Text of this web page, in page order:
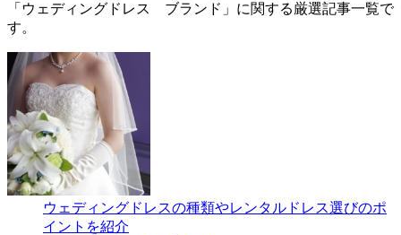
「ウェディングドレス ブランド」に関する厳選記事一覧で
す。
ウェディングドレスの種類やレンタルドレス選びのポ
イントを紹介